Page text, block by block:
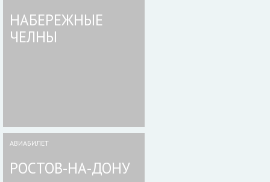
НАБЕРЕЖНЫЕ
ЧЕЛНЫ
АВИАБИЛЕТ
РОСТОВ-НА-ДОНУ